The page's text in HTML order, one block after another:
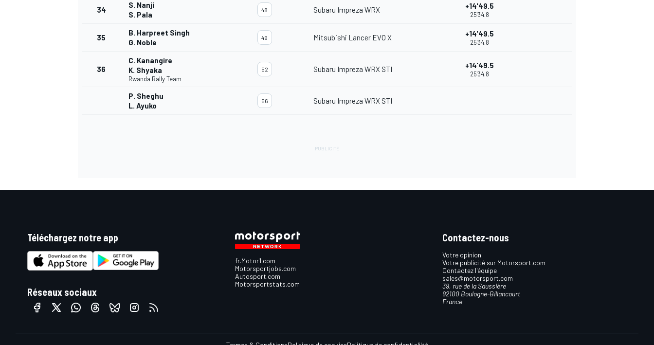
34
S. Nanji
S. Pala
48 Subaru Impreza WRX +14'49.5
25'34.8
35
B. Harpreet Singh
G. Noble
49 Mitsubishi Lancer EVO X +14'49.5
25'34.8
36
C. Kanangire
K. Shyaka
Rwanda Rally Team
52 Subaru Impreza WRX STI +14'49.5
25'34.8
P. Sheghu
L. Ayuko
56 Subaru Impreza WRX STI
Téléchargez notre app
Réseaux sociaux
fr.Motor1.com
Motorsportjobs.com
Autosport.com
Motorsportstats.com
Contactez-nous
Votre opinion
Votre publicité sur Motorsport.com
Contactez l'équipe
sales@motorsport.com
39, rue de la Saussière
92100 Boulogne-Billancourt
France